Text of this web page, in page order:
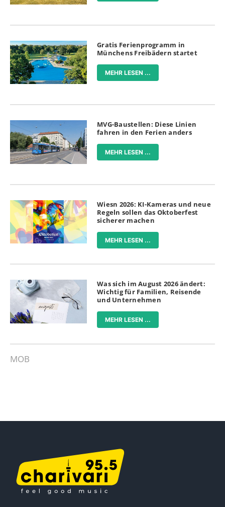
Gratis Ferienprogramm in
Münchens Freibädern startet
MEHR LESEN ...
MVG-Baustellen: Diese Linien
fahren in den Ferien anders
MEHR LESEN ...
Wiesn 2026: KI-Kameras und neue
Regeln sollen das Oktoberfest
sicherer machen
MEHR LESEN ...
Was sich im August 2026 ändert:
Wichtig für Familien, Reisende
und Unternehmen
MEHR LESEN ...
MOB